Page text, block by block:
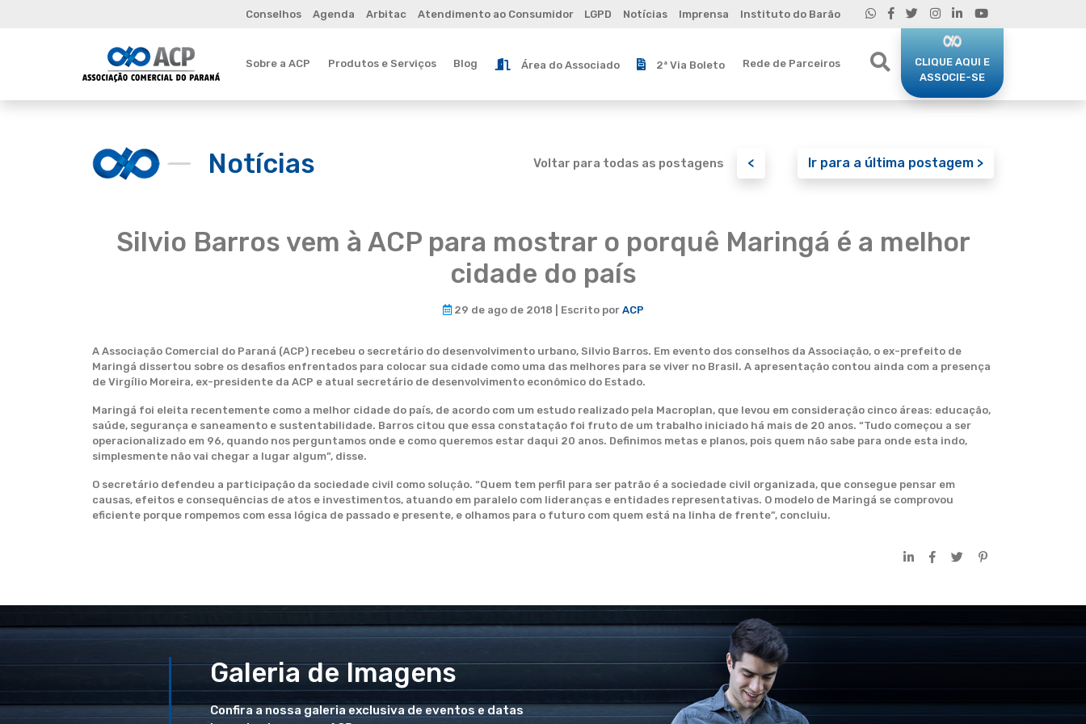
Conselhos Agenda Arbitac Atendimento ao Consumidor LGPD Notícias Imprensa Instituto do Barão
Sobre a ACP Produtos e Serviços Blog Área do Associado 2ª Via Boleto Rede de Parceiros
CLIQUE AQUI E
ASSOCIE-SE
Notícias Voltar para todas as postagens < Ir para a última postagem >
Silvio Barros vem à ACP para mostrar o porquê Maringá é a melhor
cidade do país
29 de ago de 2018 | Escrito por ACP
A Associação Comercial do Paraná (ACP) recebeu o secretário do desenvolvimento urbano, Silvio Barros. Em evento dos conselhos da Associação, o ex-prefeito de
Maringá dissertou sobre os desafios enfrentados para colocar sua cidade como uma das melhores para se viver no Brasil. A apresentação contou ainda com a presença
de Virgílio Moreira, ex-presidente da ACP e atual secretário de desenvolvimento econômico do Estado.
Maringá foi eleita recentemente como a melhor cidade do país, de acordo com um estudo realizado pela Macroplan, que levou em consideração cinco áreas: educação,
saúde, segurança e saneamento e sustentabilidade. Barros citou que essa constatação foi fruto de um trabalho iniciado há mais de 20 anos. “Tudo começou a ser
operacionalizado em 96, quando nos perguntamos onde e como queremos estar daqui 20 anos. Definimos metas e planos, pois quem não sabe para onde esta indo,
simplesmente não vai chegar a lugar algum”, disse.
O secretário defendeu a participação da sociedade civil como solução. “Quem tem perfil para ser patrão é a sociedade civil organizada, que consegue pensar em
causas, efeitos e consequências de atos e investimentos, atuando em paralelo com lideranças e entidades representativas. O modelo de Maringá se comprovou
eficiente porque rompemos com essa lógica de passado e presente, e olhamos para o futuro com quem está na linha de frente”, concluiu.
Galeria de Imagens
Confira a nossa galeria exclusiva de eventos e datas